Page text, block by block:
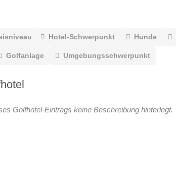
Hotel-Schwerpunkt Hunde
Golfanlage Umgebungsschwerpunkt
Golfhotel-Eintrags keine Beschreibung hinterlegt.